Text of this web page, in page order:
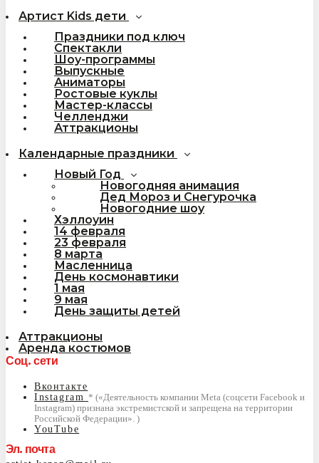
Артист Kids дети
Праздники под ключ
Спектакли
Шоу-программы
Выпускные
Аниматоры
Ростовые куклы
Мастер-классы
Челленджи
Аттракционы
Календарные праздники
Новый Год
Новогодняя анимация
Дед Мороз и Снегурочка
Новогодние шоу
Хэллоуин
14 февраля
23 февраля
8 марта
Масленница
День космонавтики
1 мая
9 мая
День защиты детей
Аттракционы
Аренда костюмов
Соц. сети
Вконтакте
Instagram
YouTube
Эл. почта